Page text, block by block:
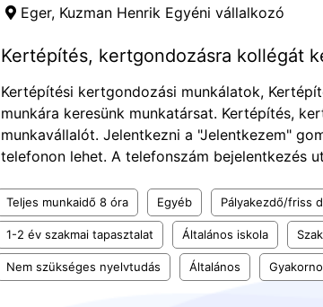
Eger, Kuzman Henrik Egyéni vállalkozó
Kertépítés, kertgondozásra kollégát
Kertépítési kertgondozási munkálatok,
munkára keresünk munkatársat. Kertépítés,
munkavállalót. Jelentkezni a "Jelentkezem"
telefonon lehet. A telefonszám bejelentkezés
Teljes munkaidő 8 óra Egyéb Pályakezdő/friss
1-2 év szakmai tapasztalat Általános iskola
Nem szükséges nyelvtudás Általános